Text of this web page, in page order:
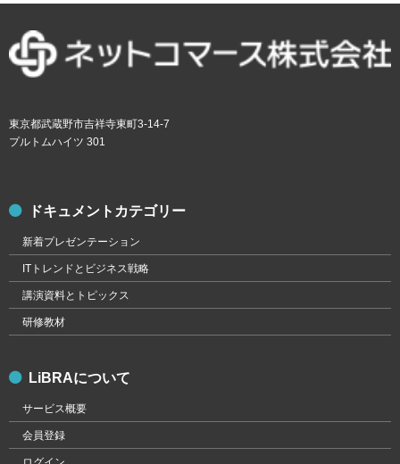
東京都武蔵野市吉祥寺東町3-14-7
プルトムハイツ 301
ドキュメントカテゴリー
新着プレゼンテーション
ITトレンドとビジネス戦略
講演資料とトピックス
研修教材
LiBRAについて
サービス概要
会員登録